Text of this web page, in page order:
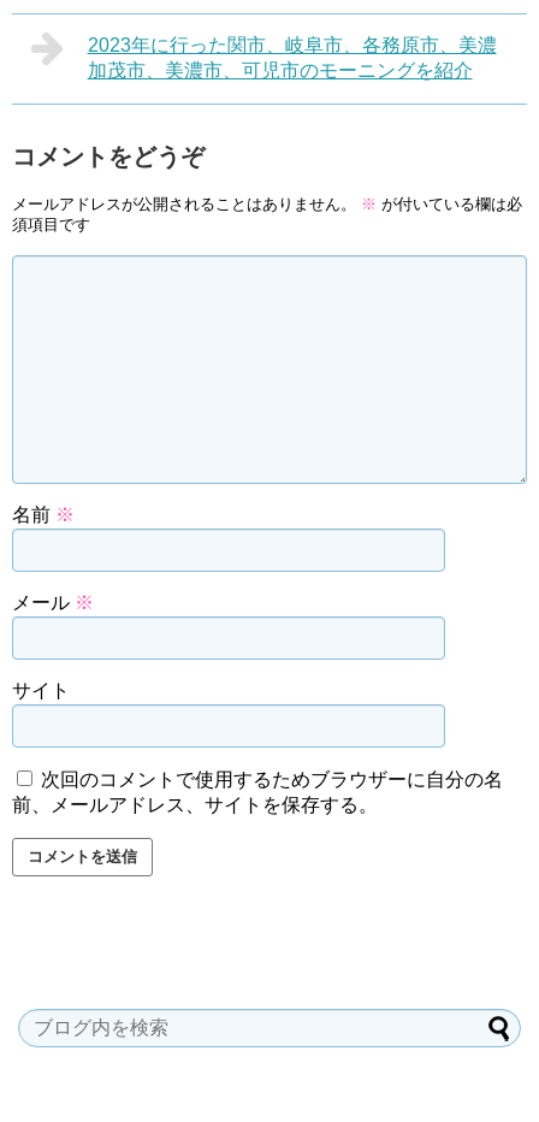
2023年に行った関市、岐阜市、各務原市、美濃
加茂市、美濃市、可児市のモーニングを紹介
コメントをどうぞ
メールアドレスが公開されることはありません。 ※ が付いている欄は必
須項目です
名前 ※
メール ※
サイト
次回のコメントで使用するためブラウザーに自分の名
前、メールアドレス、サイトを保存する。